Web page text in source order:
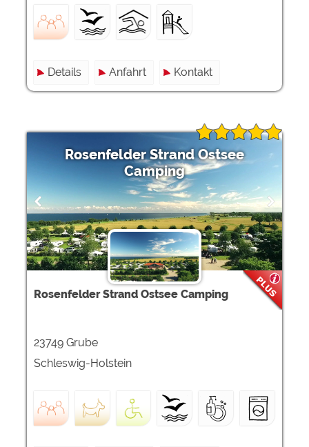
Details Anfahrt Kontakt
Rosenfelder Strand Ostsee
Camping
Rosenfelder Strand Ostsee Camping
23749 Grube
Schleswig-Holstein